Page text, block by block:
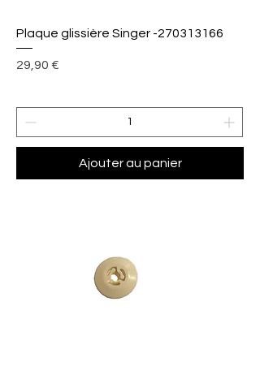
Plaque glissière Singer -270313166
Prix
29,90 €
Ajouter au panier